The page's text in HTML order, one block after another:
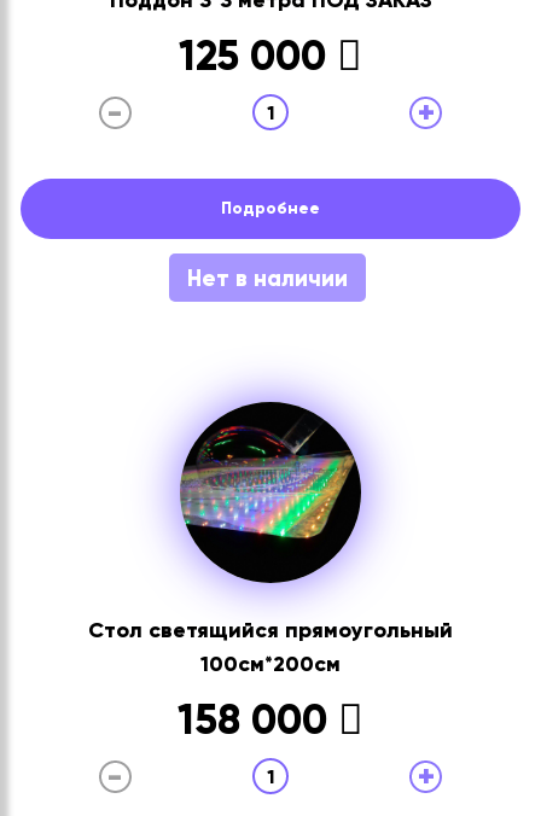
125 000
- 1 +
Подробнее
Нет в наличии
Стол светящийся прямоугольный
100см*200см
158 000
- 1 +